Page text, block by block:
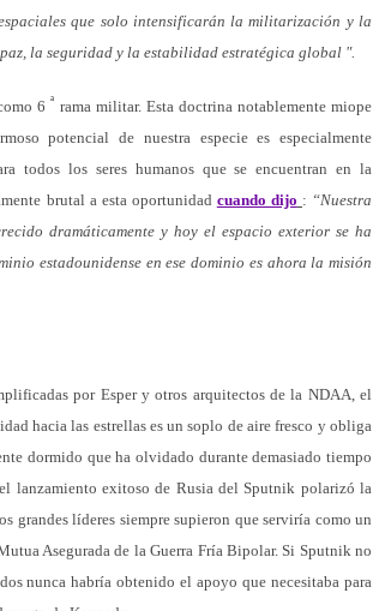
que solo intensificarán la militarización y la
la seguridad y la estabilidad estratégica global ".
6ª rama militar. Esta doctrina notablemente miope
potencial de nuestra especie es especialmente
todos los seres humanos que se encuentran en la
brutal a esta oportunidad cuando dijo : “Nuestra
dramáticamente y hoy el espacio exterior se ha
estadounidense en ese dominio es ahora la misión
por Esper y otros arquitectos de la NDAA, el
hacia las estrellas es un soplo de aire fresco y obliga
dormido que ha olvidado durante demasiado tiempo
lanzamiento exitoso de Rusia del Sputnik polarizó la
grandes líderes siempre supieron que serviría como un
Asegurada de la Guerra Fría Bipolar. Si Sputnik no
nunca habría obtenido el apoyo que necesitaba para